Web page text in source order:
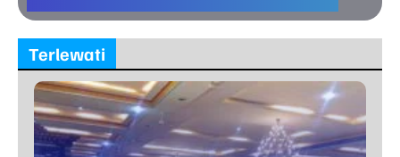
Terlewati